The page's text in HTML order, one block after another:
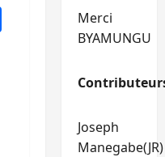
Partager
Merci
BYAMUNGU
Joseph
Manegabe(JR)